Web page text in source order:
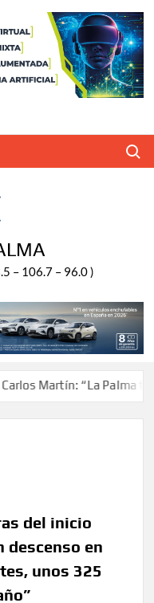
– 106.7 – 96.0 )
Martín: “La Palma
del inicio
descenso en
unos 325